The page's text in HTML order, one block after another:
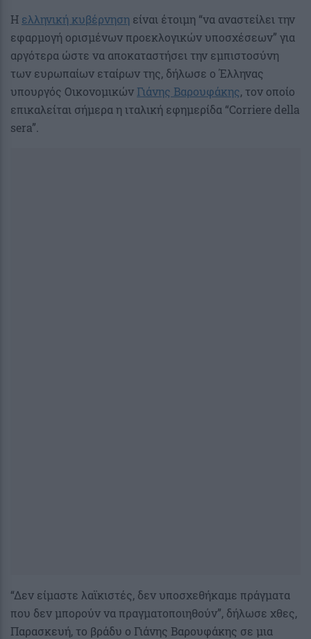
Η ελληνική κυβέρνηση είναι έτοιμη “να αναστείλει την
εφαρμογή ορισμένων προεκλογικών υποσχέσεων” για
αργότερα ώστε να αποκαταστήσει την εμπιστοσύνη
των ευρωπαίων εταίρων της, δήλωσε ο Έλληνας
υπουργός Οικονομικών Γιάνης Βαρουφάκης, τον οποίο
επικαλείται σήμερα η ιταλική εφημερίδα “Corriere della
sera”.
“Δεν είμαστε λαϊκιστές, δεν υποσχεθήκαμε πράγματα
που δεν μπορούν να πραγματοποιηθούν”, δήλωσε χθες,
Παρασκευή, το βράδυ ο Γιάνης Βαρουφάκης σε μια